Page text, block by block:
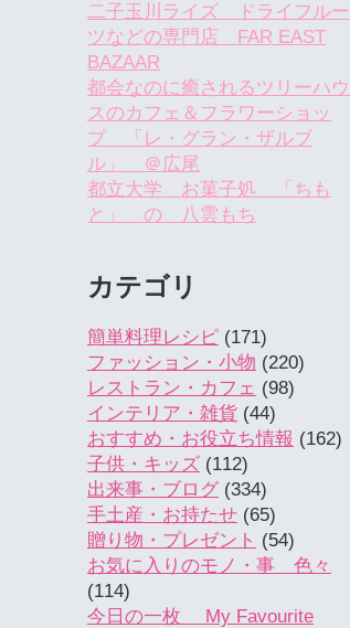
二子玉川ライズ ドライフルー
ツなどの専門店 FAR EAST
BAZAAR
都会なのに癒されるツリーハウ
スのカフェ＆フラワーショッ
プ 「レ・グラン・ザルブ
ル」 ＠広尾
都立大学 お菓子処 「ちも
と」 の 八雲もち
カテゴリ
簡単料理レシピ (171)
ファッション・小物 (220)
レストラン・カフェ (98)
インテリア・雑貨 (44)
おすすめ・お役立ち情報 (162)
子供・キッズ (112)
出来事・ブログ (334)
手土産・お持たせ (65)
贈り物・プレゼント (54)
お気に入りのモノ・事 色々
(114)
今日の一枚 My Favourite